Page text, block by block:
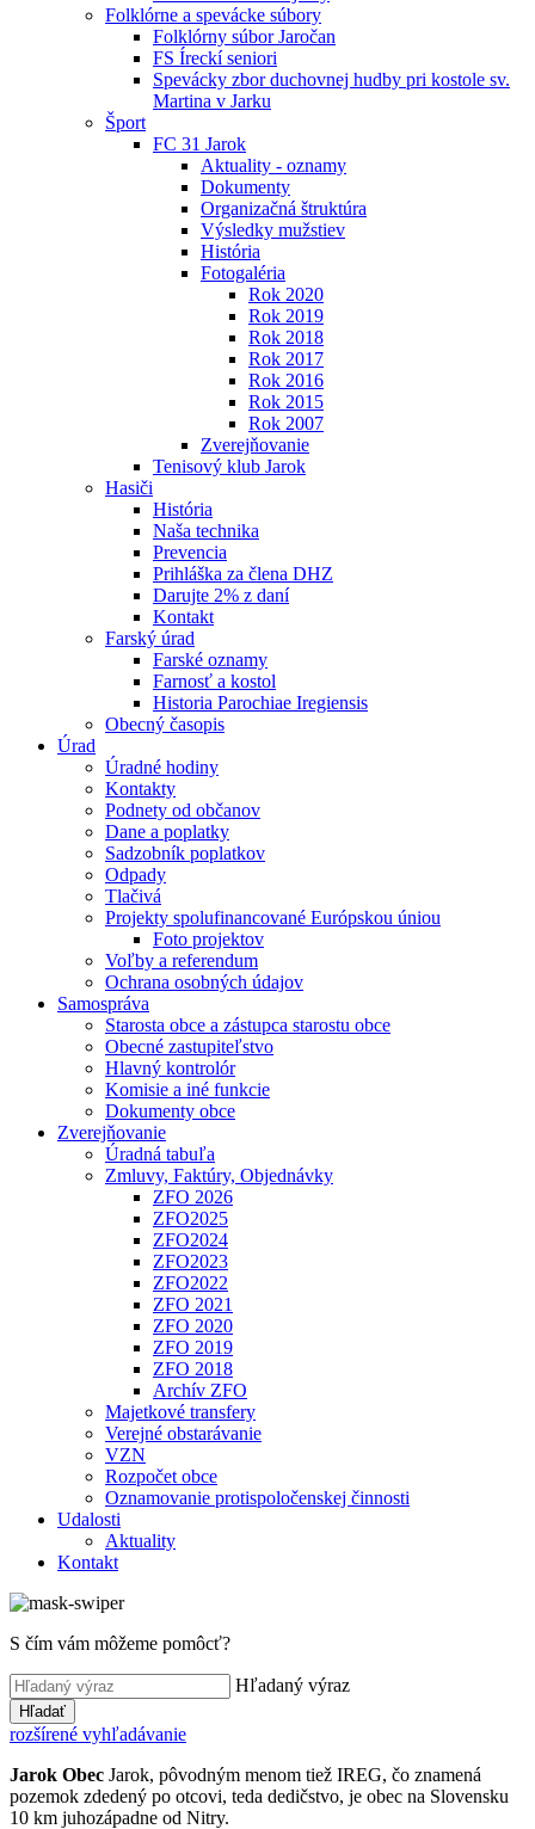
Folklórne a spevácke súbory
Folklórny súbor Jaročan
FS Íreckí seniori
Spevácky zbor duchovnej hudby pri kostole sv.
Martina v Jarku
Šport
FC 31 Jarok
Aktuality - oznamy
Dokumenty
Organizačná štruktúra
Výsledky mužstiev
História
Fotogaléria
Rok 2020
Rok 2019
Rok 2018
Rok 2017
Rok 2016
Rok 2015
Rok 2007
Zverejňovanie
Tenisový klub Jarok
Hasiči
História
Naša technika
Prevencia
Prihláška za člena DHZ
Darujte 2% z daní
Kontakt
Farský úrad
Farské oznamy
Farnosť a kostol
Historia Parochiae Iregiensis
Obecný časopis
Úrad
Úradné hodiny
Kontakty
Podnety od občanov
Dane a poplatky
Sadzobník poplatkov
Odpady
Tlačivá
Projekty spolufinancované Európskou úniou
Foto projektov
Voľby a referendum
Ochrana osobných údajov
Samospráva
Starosta obce a zástupca starostu obce
Obecné zastupiteľstvo
Hlavný kontrolór
Komisie a iné funkcie
Dokumenty obce
Zverejňovanie
Úradná tabuľa
Zmluvy, Faktúry, Objednávky
ZFO 2026
ZFO2025
ZFO2024
ZFO2023
ZFO2022
ZFO 2021
ZFO 2020
ZFO 2019
ZFO 2018
Archív ZFO
Majetkové transfery
Verejné obstarávanie
VZN
Rozpočet obce
Oznamovanie protispoločenskej činnosti
Udalosti
Aktuality
Kontakt
S čím vám môžeme pomôcť?
Hľadaný výraz
Hľadať
rozšírené vyhľadávanie
Jarok Obec Jarok, pôvodným menom tiež IREG, čo znamená
pozemok zdedený po otcovi, teda dedičstvo, je obec na Slovensku
10 km juhozápadne od Nitry.